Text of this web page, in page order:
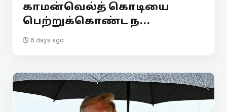
காமன்வெல்த் கொடியை
பெற்றுக்கொண்ட ந...
6 days ago